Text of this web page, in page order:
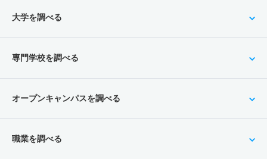
大学を調べる
専門学校を調べる
オープンキャンパスを調べる
職業を調べる